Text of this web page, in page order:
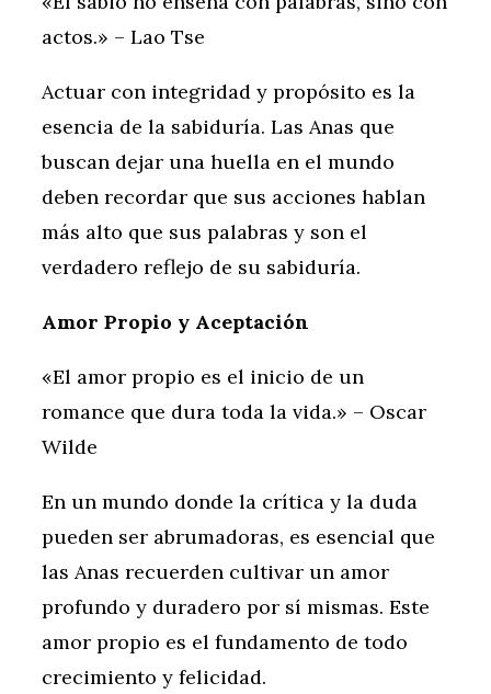
actos.» – Lao Tse
Actuar con integridad y propósito es la
esencia de la sabiduría. Las Anas que
buscan dejar una huella en el mundo
deben recordar que sus acciones hablan
más alto que sus palabras y son el
verdadero reflejo de su sabiduría.
Amor Propio y Aceptación
«El amor propio es el inicio de un
romance que dura toda la vida.» – Oscar
Wilde
En un mundo donde la crítica y la duda
pueden ser abrumadoras, es esencial que
las Anas recuerden cultivar un amor
profundo y duradero por sí mismas. Este
amor propio es el fundamento de todo
crecimiento y felicidad.